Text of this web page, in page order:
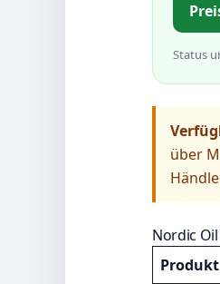
Status
über
Nordic
Produkt